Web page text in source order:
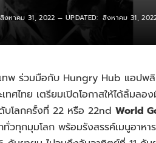
สิงหาคม 31, 2022 UPDATED: สิงหาคม 31,
พ ร่วมมือกับ Hungry Hub แอปพลิ
เทศไทย เตรียมเปิดโอกาสให้ได้ลิ้ม
ดับโลกครั้งที่ 22 หรือ 22nd World
วทุกมุมโลก พร้อมรังสรรค์เมนูอาหา